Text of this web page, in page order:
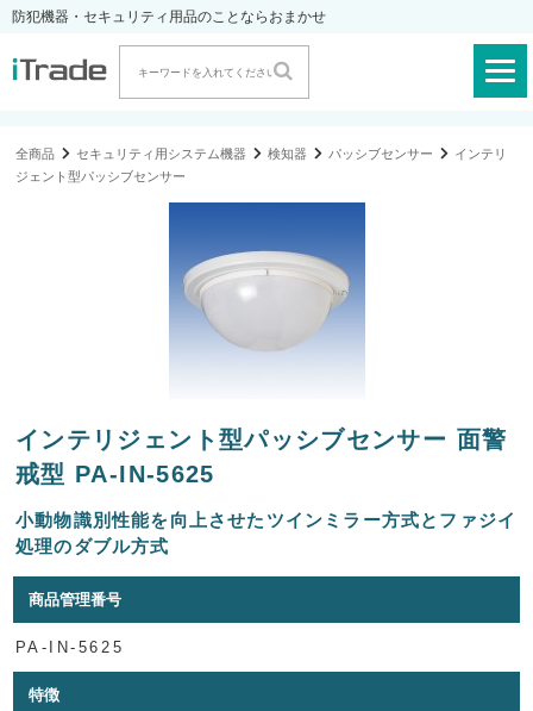
防犯機器・セキュリティ用品のことならおまかせ
全商品 セキュリティ用システム機器 検知器 パッシブセンサー
インテリ
ジェント型パッシブセンサー
インテリジェント型パッシブセンサー 面警
戒型 PA-IN-5625
小動物識別性能を向上させたツインミラー方式とファジイ
処理のダブル方式
商品管理番号
PA-IN-5625
特徴